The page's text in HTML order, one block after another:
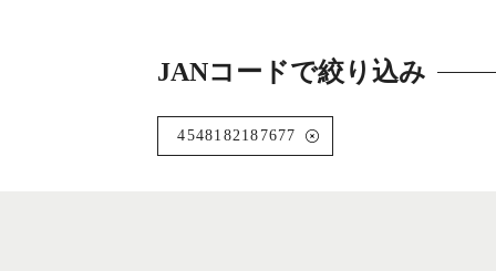
JANコードで絞り込み
4548182187677